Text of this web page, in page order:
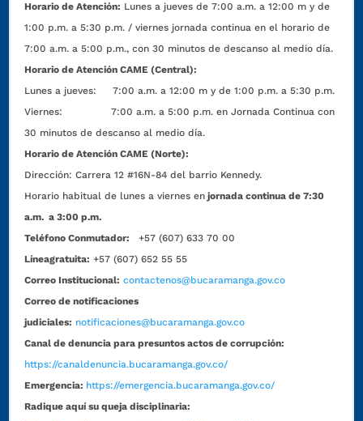
Horario de Atención: Lunes a jueves de 7:00 a.m. a 12:00 m y de
1:00 p.m. a 5:30 p.m. / viernes jornada continua en el horario de
7:00 a.m. a 5:00 p.m., con 30 minutos de descanso al medio día.
Horario de Atención CAME (Central):
Lunes a jueves: 7:00 a.m. a 12:00 m y de 1:00 p.m. a 5:30 p.m.
Viernes: 7:00 a.m. a 5:00 p.m. en Jornada Continua con
30 minutos de descanso al medio día.
Horario de Atención CAME (Norte):
Dirección:Carrera 12 #16N-84 del barrio Kennedy.
Horario habitual de lunes a viernes en jornada continua de 7:30
a.m. a 3:00 p.m.
Teléfono Conmutador:
+57 (607) 633 70 00
Líneagratuita: +57 (607) 652 55 55
Correo Institucional: contactenos@bucaramanga.gov.co
Correo de notificaciones
judiciales: notificaciones@bucaramanga.gov.co
Canal de denuncia para presuntos actos de corrupción:
https://canaldenuncia.bucaramanga.gov.co/
Emergencia: https://emergencia.bucaramanga.gov.co/
Radique aquí su queja disciplinaria: